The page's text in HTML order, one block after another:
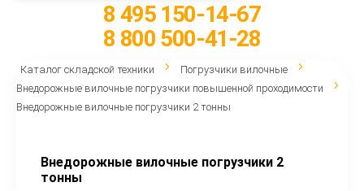
8 495 150-14-67
8 800 500-41-28
Каталог складской техники
Погрузчики вилочные
Внедорожные вилочные погрузчики повышенной проходимости
Внедорожные вилочные погрузчики 2 тонны
Внедорожные вилочные погрузчики 2
тонны